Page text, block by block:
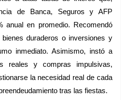
de Banca, Seguros y AFP
anual en promedio. Recomendó
duraderos o inversiones y
inmediato. Asimismo, instó a
reales y compras impulsivas,
la necesidad real de cada
tras las fiestas.